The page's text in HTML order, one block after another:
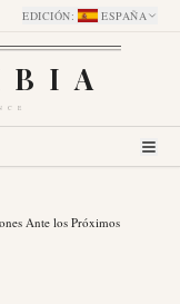
EDICIÓN: ESPAÑA
Ante los Próximos